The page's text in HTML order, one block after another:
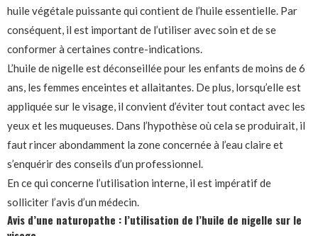
huile végétale puissante qui contient de l’huile essentielle. Par
conséquent, il est important de l’utiliser avec soin et de se
conformer à certaines contre-indications.
L’huile de nigelle est déconseillée pour les enfants de moins de 6
ans, les femmes enceintes et allaitantes. De plus, lorsqu’elle est
appliquée sur le visage, il convient d’éviter tout contact avec les
yeux et les muqueuses. Dans l’hypothèse où cela se produirait, il
faut rincer abondamment la zone concernée à l’eau claire et
s’enquérir des conseils d’un professionnel.
En ce qui concerne l’utilisation interne, il est impératif de
solliciter l’avis d’un médecin.
Avis d’une naturopathe : l’utilisation de l’huile de nigelle sur le